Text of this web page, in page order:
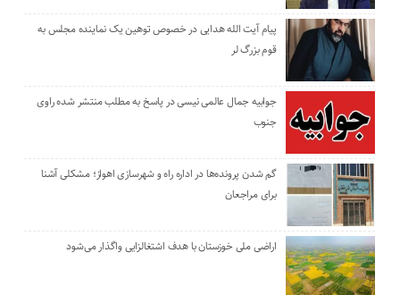
پیام آیت الله هدایی در خصوص توهین یک نماینده مجلس به
قوم بزرگ لر
جوابیه جمال عالمی نیسی در پاسخ به مطلب منتشر شده راوی
جنوب
گم شدن پرونده‌ها در اداره راه و شهرسازی اهواز؛ مشکلی آشنا
برای مراجعان
اراضی ملی خوزستان با هدف اشتغالزایی واگذار می‌شود